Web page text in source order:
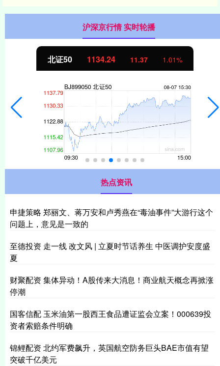
沪深京行情 实时轮播
北证50 1134.24 11.37 1.01%
热点资讯
申捷策略 郑丽文、蒋万安和卢秀燕在“毒油事件”大游行这个
问题上，意见是一致的
至德投资 走一线 改文风 | 立夏时节话养生 中医调护安度盛
夏
财聚配资 集体异动！A股传来大消息！商业航天概念再掀涨
停潮
国客信配 玉米油第一股西王食品遭证监会立案！000639投
资者索赔条件明确
锦鲤配资 北约军费飙升，英国航空防务巨头BAE市值有望
突破千亿美元